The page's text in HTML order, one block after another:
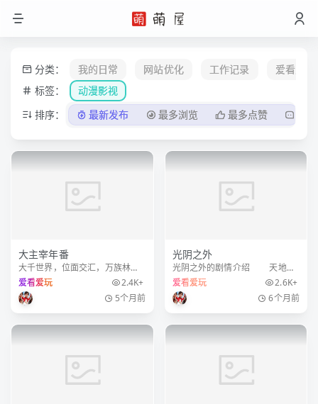
分类： 我的日常 网站优化 工作记录
爱看爱玩
标签：
动漫影视
排序：
最新发布 最多浏览 最多点赞
大主宰年番
大千世界，位面交汇，万族林
立，群英荟萃，一位位来自下位
面的天之至尊，在这无尽世界，
演绎者令人向往的传奇，追求着
爱看爱玩
2.4K+
5个月前
光阴之外
光阴之外的剧情介绍 天地是
万物众生的客舍，光阴是古往今
来的过客。苍天残面张开诡异之
眼，所视之处生灵涂炭，化为永
爱看爱玩
2.6K+
6个月前